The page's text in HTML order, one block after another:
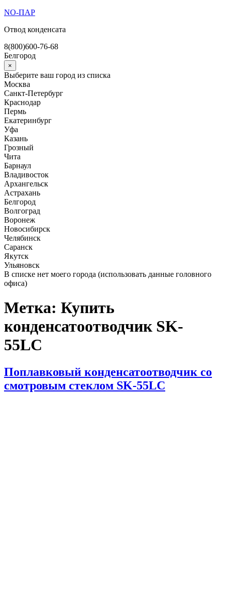
Перейти
содержимому
NO-ПАР
Отвод конденсата
8(800)600-76-68
Белгород
×
Выберите ваш город из списка
Москва
Санкт-Петербург
Краснодар
Пермь
Екатеринбург
Уфа
Казань
Грозный
Чита
Барнаул
Владивосток
Архангельск
Астрахань
Белгород
Волгоград
Воронеж
Новосибирск
Челябинск
Саранск
Якутск
Ульяновск
В списке нет моего города (использовать данные головного
офиса)
Метка: Купить
конденсатоотводчик SK-
55LC
Опубликовано
Поплавковый конденсатоотводчик со
смотровым стеклом SK-55LC